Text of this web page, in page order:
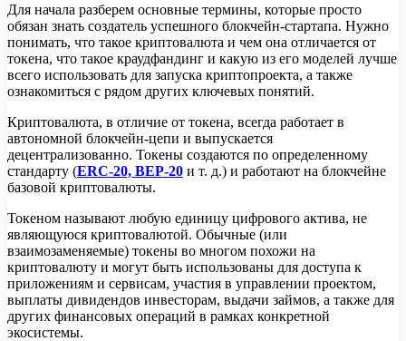
Для начала разберем основные термины, которые просто
обязан знать создатель успешного блокчейн-стартапа. Нужно
понимать, что такое криптовалюта и чем она отличается от
токена, что такое краудфандинг и какую из его моделей лучше
всего использовать для запуска криптопроекта, а также
ознакомиться с рядом других ключевых понятий.
Криптовалюта, в отличие от токена, всегда работает в
автономной блокчейн-цепи и выпускается
децентрализованно. Токены создаются по определенному
стандарту (ERC-20, BEP-20 и т. д.) и работают на блокчейне
базовой криптовалюты.
Токеном называют любую единицу цифрового актива, не
являющуюся криптовалютой. Обычные (или
взаимозаменяемые) токены во многом похожи на
криптовалюту и могут быть использованы для доступа к
приложениям и сервисам, участия в управлении проектом,
выплаты дивидендов инвесторам, выдачи займов, а также для
других финансовых операций в рамках конкретной
экосистемы.